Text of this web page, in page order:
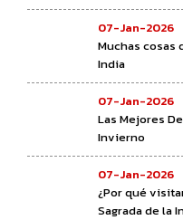
07-Jan-2026
Muchas cosas
India
07-Jan-2026
Las Mejores
Invierno
07-Jan-2026
¿Por qué
Sagrada de la